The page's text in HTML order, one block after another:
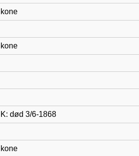
kone
kone
K: død 3/6-1868
kone